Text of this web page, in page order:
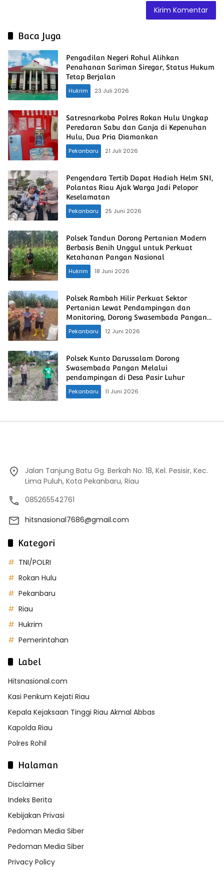
Baca Juga
Pengadilan Negeri Rohul Alihkan
Penahanan Sariman Siregar, Status Hukum
Tetap Berjalan
Hukrim
23 Juli 2026
Satresnarkoba Polres Rokan Hulu Ungkap
Peredaran Sabu dan Ganja di Kepenuhan
Hulu, Dua Pria Diamankan
Pekanbaru
21 Juli 2026
Pengendara Tertib Dapat Hadiah Helm SNI,
Polantas Riau Ajak Warga Jadi Pelopor
Keselamatan
Pekanbaru
25 Juni 2026
Polsek Tandun Dorong Pertanian Modern
Berbasis Benih Unggul untuk Perkuat
Ketahanan Pangan Nasional
Hukrim
18 Juni 2026
Polsek Rambah Hilir Perkuat Sektor
Pertanian Lewat Pendampingan dan
Monitoring, Dorong Swasembada Pangan
Nasional
Pekanbaru 12 Juni 2026
Polsek Kunto Darussalam Dorong
Swasembada Pangan Melalui
pendampingan di Desa Pasir Luhur
Pekanbaru
11 Juni 2026
Jalan Tanjung Batu Gg. Berkah No. 18, Kel. Pesisir, Kec.
Lima Puluh, Kota Pekanbaru, Riau
085265542761
hitsnasional7686@gmail.com
Kategori
TNI/POLRI
Rokan Hulu
Pekanbaru
Riau
Hukrim
Pemerintahan
Label
Hitsnasional.com
Kasi Penkum Kejati Riau
Kepala Kejaksaan Tinggi Riau Akmal Abbas
Kapolda Riau
Polres Rohil
Halaman
Disclaimer
Indeks Berita
Kebijakan Privasi
Pedoman Media Siber
Pedoman Media Siber
Privacy Policy